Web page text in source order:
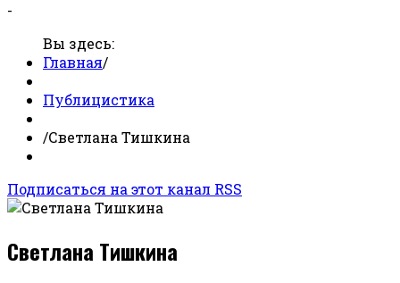
-
Вы здесь:
Главная/
Публицистика
/Светлана Тишкина
Подписаться на этот канал RSS
Светлана Тишкина